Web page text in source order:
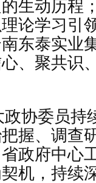
生动历程
论学习引
东泰实业
、聚共识
协委员持
握、调查
政府中心
机，持续